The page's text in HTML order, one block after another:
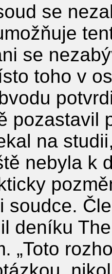
se
se
toho v
pozastavil
na
nebyla k
soudce.
deníku
„Toto